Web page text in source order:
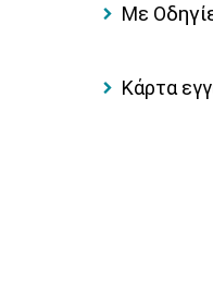
Με Ο
Κάρτα